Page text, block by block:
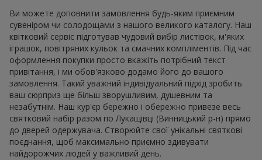
Ви можете доповнити замовлення будь-яким приємним
сувеніром чи солодощами з нашого великого каталогу. Наш
квітковий сервіс підготував чудовий вибір листівок, м'яких
іграшок, повітряних кульок та смачних компліментів. Під час
оформлення покупки просто вкажіть потрібний текст
привітання, і ми обов'язково додамо його до вашого
замовлення. Такий уважний індивідуальний підхід зробить
ваш сюрприз ще більш зворушливим, душевним та
незабутнім. Наш кур'єр бережно і обережно привезе весь
святковий набір разом по Лукащівці (Винницький р-н) прямо
до дверей одержувача. Створюйте свої унікальні святкові
поєднання, щоб максимально приємно здивувати
найдорожчих людей у важливий день.